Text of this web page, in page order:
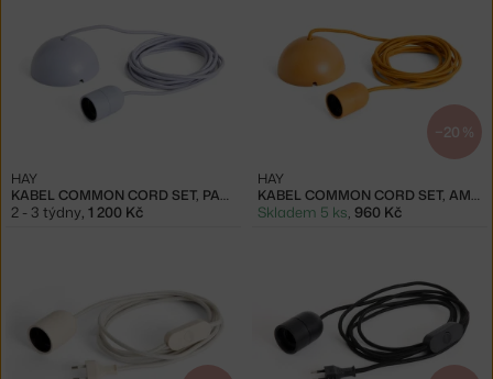
KABEL COMMON CORD SET, PASTEL LILAC
HAY
2 - 3 týdny, 1 200 Kč
−20 %
KABEL COMMON CORD SET, AMBER YELLOW
HAY
Skladem 5 ks, 960 Kč